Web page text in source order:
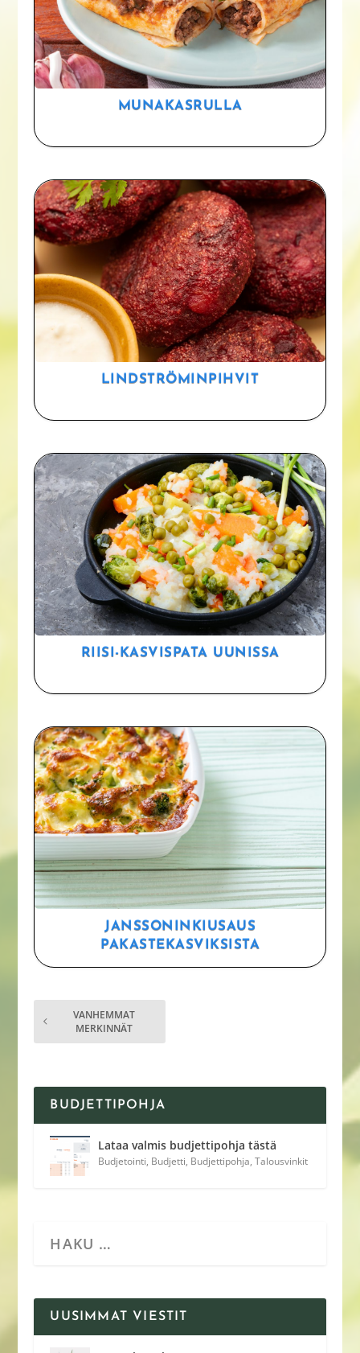
MUNAKASRULLA
LINDSTRÖMINPIHVIT
RIISI-KASVISPATA UUNISSA
JANSSONINKIUSAUS
PAKASTEKASVIKSISTA
VANHEMMAT
MERKINNÄT
BUDJETTIPOHJA
Lataa valmis budjettipohja tästä
Budjetointi, Budjetti, Budjettipohja,Talousvinkit
UUSIMMAT VIESTIT